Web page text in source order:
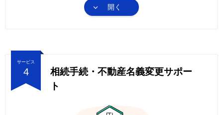
開く
サービス
4
相続手続・不動産名義変更サポー
ト